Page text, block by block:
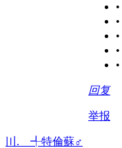
•
•
•
•
•
回复
举报
〣.ゞ╃特倫蘇♂